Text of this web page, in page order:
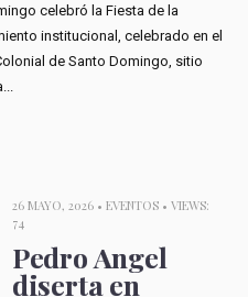
celebró la Fiesta de la
institucional, celebrado en el
de Santo Domingo, sitio
26 MAYO, 2026 • EVENTOS• VIEWS:
74
Pedro Angel
diserta en